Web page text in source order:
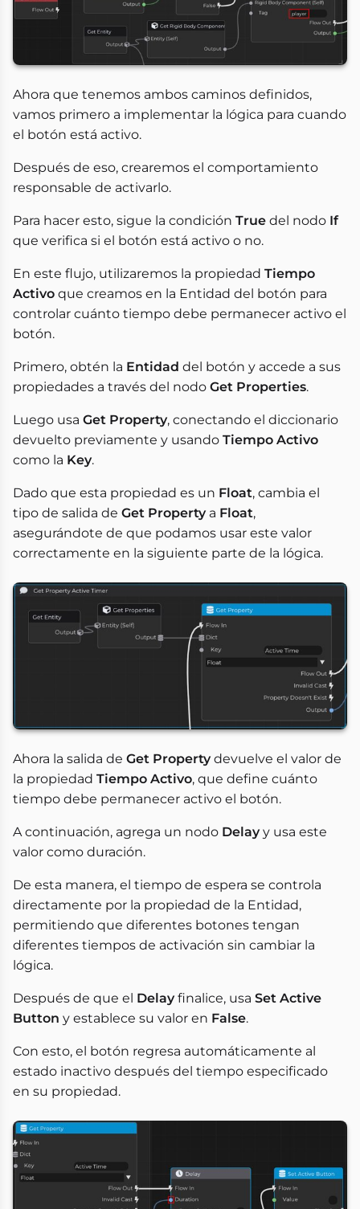
Ahora que tenemos ambos caminos definidos,
vamos primero a implementar la lógica para cuando
el botón está activo.
Después de eso, crearemos el comportamiento
responsable de activarlo.
Para hacer esto, sigue la condición True del nodo If
que verifica si el botón está activo o no.
En este flujo, utilizaremos la propiedad Tiempo
Activo que creamos en la Entidad del botón para
controlar cuánto tiempo debe permanecer activo el
botón.
Primero, obtén la Entidad del botón y accede a sus
propiedades a través del nodo Get Properties.
Luego usa Get Property, conectando el diccionario
devuelto previamente y usando Tiempo Activo
como la Key.
Dado que esta propiedad es un Float, cambia el
tipo de salida de Get Propertya Float,
asegurándote de que podamos usar este valor
correctamente en la siguiente parte de la lógica.
Ahora la salida de Get Propertydevuelve el valor de
la propiedad Tiempo Activo, que define cuánto
tiempo debe permanecer activo el botón.
A continuación, agrega un nodo Delayy usa este
valor como duración.
De esta manera, el tiempo de espera se controla
directamente por la propiedad de la Entidad,
permitiendo que diferentes botones tengan
diferentes tiempos de activación sin cambiar la
lógica.
Después de que el Delayfinalice, usa Set Active
Button y establece su valor en False.
Con esto, el botón regresa automáticamente al
estado inactivo después del tiempo especificado
en su propiedad.